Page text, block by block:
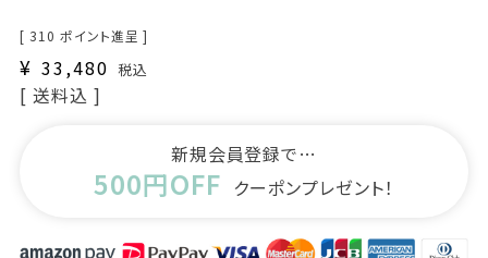
[ 310 ポイント進呈 ]
¥ 33,480 税込
送料込
新規会員登録で…
500円OFF クーポンプレゼント！